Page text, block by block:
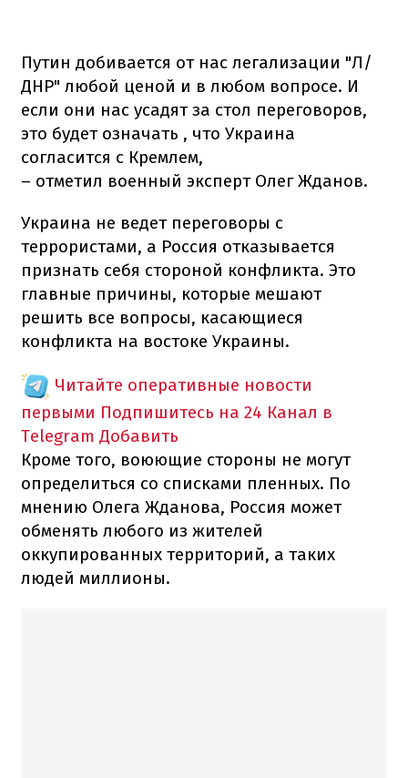
Путин добивается от нас легализации "Л/
ДНР" любой ценой и в любом вопросе. И
если они нас усадят за стол переговоров,
это будет означать , что Украина
согласится с Кремлем,
– отметил военный эксперт Олег Жданов.
Украина не ведет переговоры с
террористами, а Россия отказывается
признать себя стороной конфликта. Это
главные причины, которые мешают
решить все вопросы, касающиеся
конфликта на востоке Украины.
Читайте оперативные новости
первыми Подпишитесь на 24 Канал в
Telegram Добавить
Кроме того, воюющие стороны не могут
определиться со списками пленных. По
мнению Олега Жданова, Россия может
обменять любого из жителей
оккупированных территорий, а таких
людей миллионы.